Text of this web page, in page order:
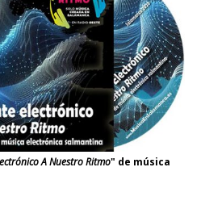
A Nuestro Ritmo" de música